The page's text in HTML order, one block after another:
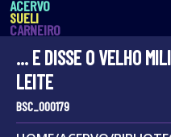
ACERVO
SUELI
CARNEIRO
... E DISSE O VELHO
LEITE
BSC_000179